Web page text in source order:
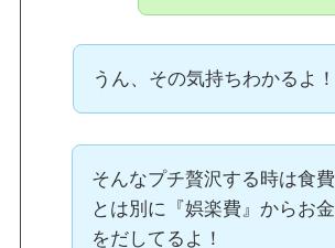
うん、その気持ちわかるよ！
そんなプチ贅沢する時は食費
とは別に『娯楽費』からお金
をだしてるよ！